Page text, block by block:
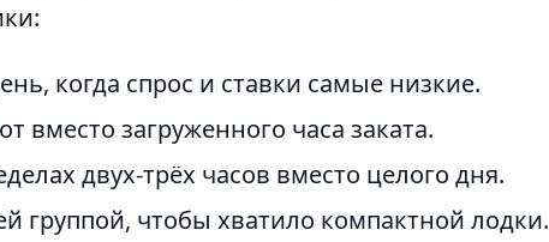
когда спрос и ставки самые низкие.
вместо загруженного часа заката.
двух-трёх часов вместо целого дня.
группой, чтобы хватило компактной лодки.